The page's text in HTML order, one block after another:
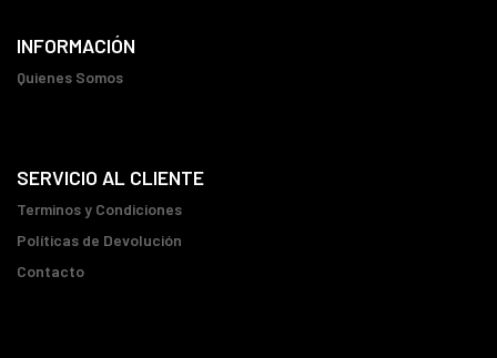
INFORMACIÓN
Quienes Somos
SERVICIO AL CLIENTE
Terminos y Condiciones
Políticas de Devolución
Contacto